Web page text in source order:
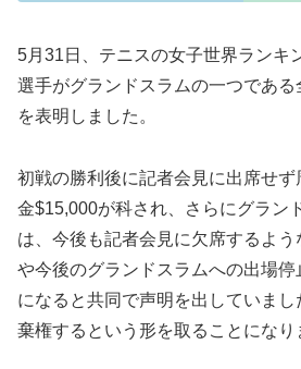
5月31日、テニスの女子世界ランキ
選手がグランドスラムの一つであ
を表明しました。
初戦の勝利後に記者会見に出席せ
金$15,000が科され、さらにグラン
は、今後も記者会見に欠席するよ
や今後のグランドスラムへの出場停
になると共同で声明を出していま
棄権するという形を取ることになり